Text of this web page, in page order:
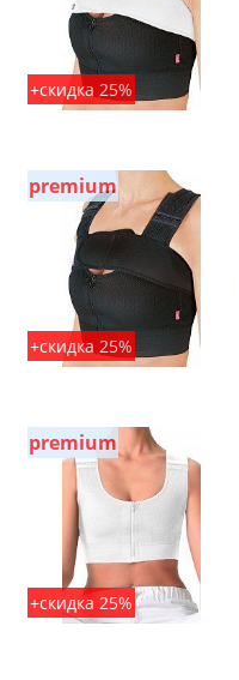
+скидка 25%
premium
+скидка 25%
premium
+скидка 25%